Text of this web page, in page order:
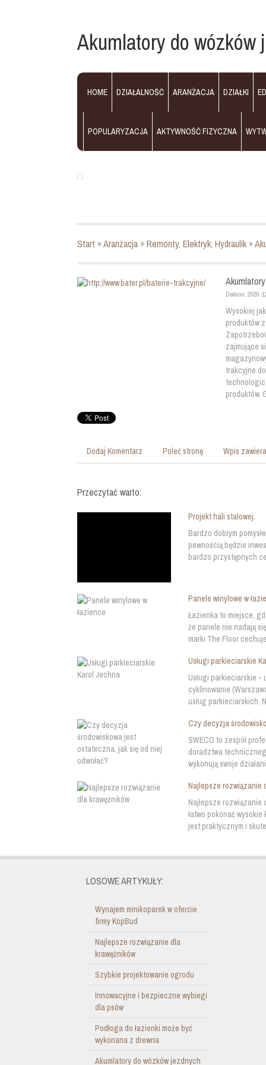
Akumlatory do wózków
HOME DZIAŁALNOŚĆ ARANŻACJA DZIAŁKI
POPULARYZACJA AKTYWNOŚĆ FIZYCZNA
Start »Aranżacja »Remonty, Elektryk, Hydraulik»
Dodano: 2020-
Wysokiej
produktów
zajmujące
trakcyjne
produktów.
Dodaj Komentarz Poleć stronę Wpis
Przeczytać warto:
Projekt hali stalowej.
Bardzo dobrym
pewnością będzie
bardzo przystępnych
Panele winylowe w
Łazienka to miejsce,
że panele nie nadają
marki The Floor
Usługi parkieciarskie
Usługi parkieciarskie -
cyklinowanie
usług parkieciarskich.
Czy decyzja
SWECO to zespół
doradztwa
wykonują swoje
Najlepsze rozwiązanie
Najlepsze rozwiązanie
łatwo pokonać
jest praktycznym i
LOSOWE ARTYKUŁY:
Wynajem minikoparek w ofercie
firmy KopBud
Najlepsze rozwiązanie dla
krawężników
Szybkie projektowanie ogrodu
Innowacyjne i bezpieczne wybiegi
dla psów
Podłoga do łazienki może być
wykonana z drewna
Akumlatory do wózków jezdnych